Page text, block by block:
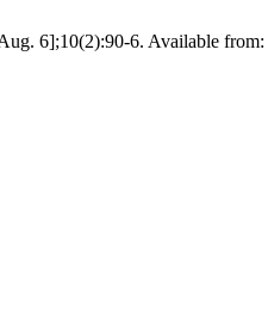
6];10(2):90-6. Available from: